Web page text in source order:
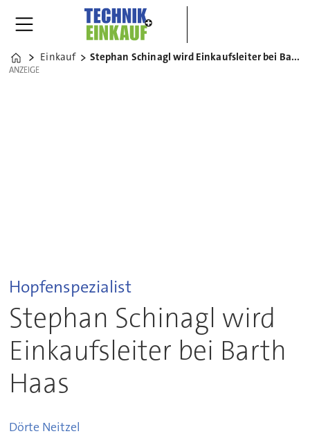
Home
Einkauf Stephan Schinagl wird Einkaufsleiter bei Barth Haas
ANZEIGE
ANZEIGE
Hopfenspezialist
Stephan Schinagl wird
Einkaufsleiter bei Barth
Haas
Dörte Neitzel